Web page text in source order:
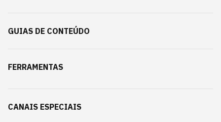
GUIAS DE CONTEÚDO
FERRAMENTAS
CANAIS ESPECIAIS